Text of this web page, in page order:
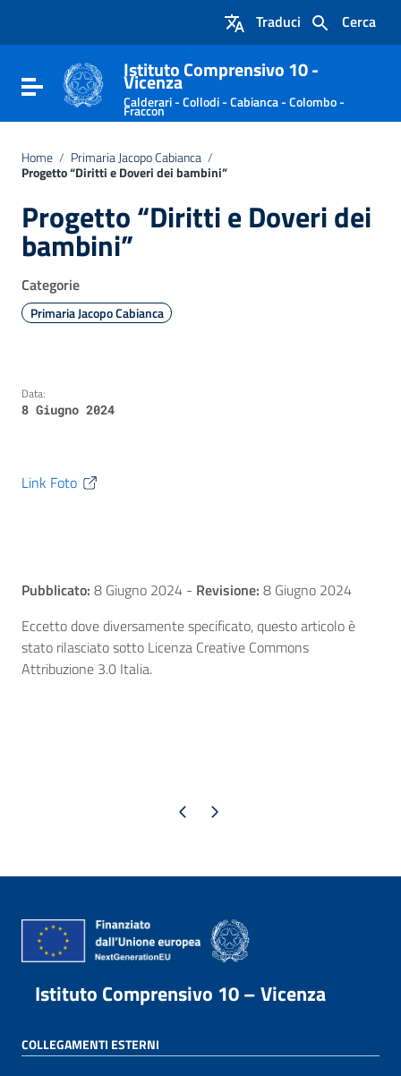
Vai al footer
Cerca
Traduci
Attiva / disattiva la navigazione
Istituto Comprensivo 10 -
Vicenza
Calderari - Collodi - Cabianca - Colombo -
Fraccon
Home / Primaria Jacopo Cabianca /
Progetto “Diritti e Doveri dei bambini”
Progetto “Diritti e Doveri dei
bambini”
Categorie
Primaria Jacopo Cabianca
Data:
8 Giugno 2024
Link Foto
Pubblicato: 8 Giugno 2024 - Revisione: 8 Giugno 2024
Eccetto dove diversamente specificato, questo articolo è
stato rilasciato sotto Licenza Creative Commons
Attribuzione 3.0 Italia.
Pagina precedente
Pagina successiva
Istituto Comprensivo 10 – Vicenza
COLLEGAMENTI ESTERNI